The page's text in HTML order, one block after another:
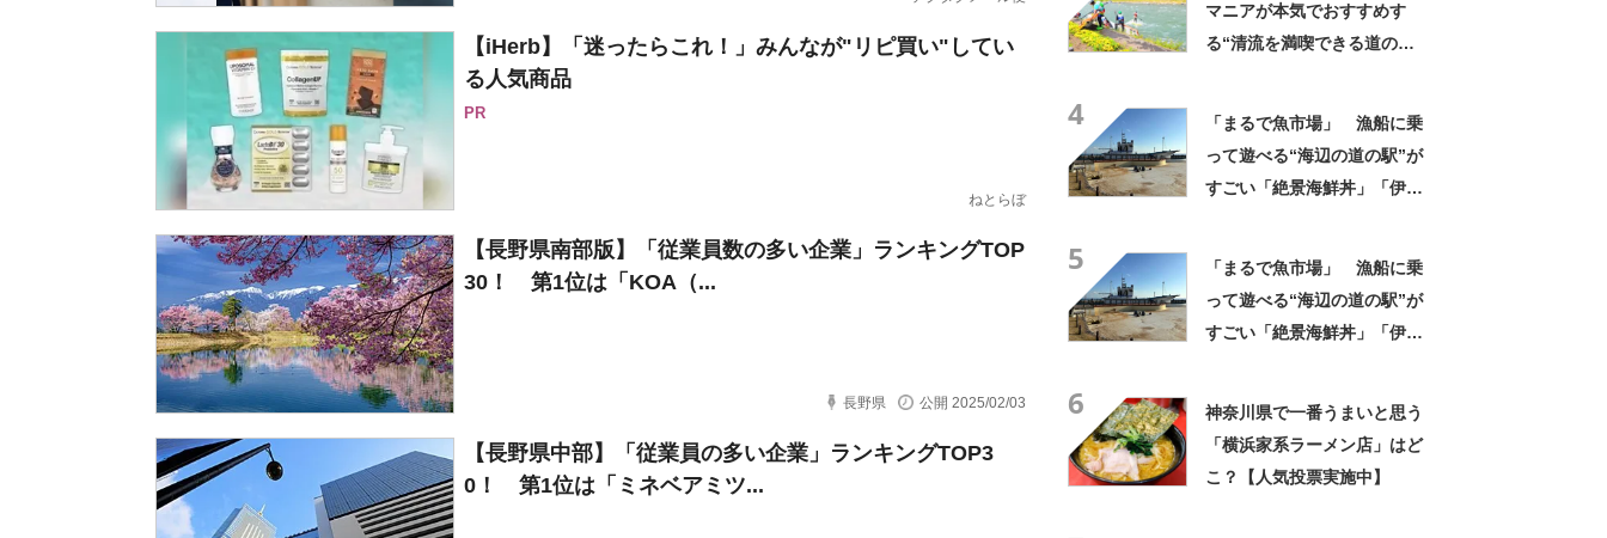
【iHerb】「迷ったらこれ！」みんなが"リピ買い"してい
る人気商品
PR
ねとらぼ
【長野県南部版】「従業員数の多い企業」ランキングTOP
30！ 第1位は「KOA（...
長野県 公開 2025/02/03
【長野県中部】「従業員の多い企業」ランキングTOP3
0！ 第1位は「ミネベアミツ...
マニアが本気でおすすめす
る“清流を満喫できる道の
4
「まるで魚市場」 漁船に乗
って遊べる“海辺の道の駅”が
すごい「絶景海鮮丼」「伊勢
5
「まるで魚市場」 漁船に乗
って遊べる“海辺の道の駅”が
すごい「絶景海鮮丼」「伊勢
6
神奈川県で一番うまいと思う
「横浜家系ラーメン店」はど
こ？【人気投票実施中】